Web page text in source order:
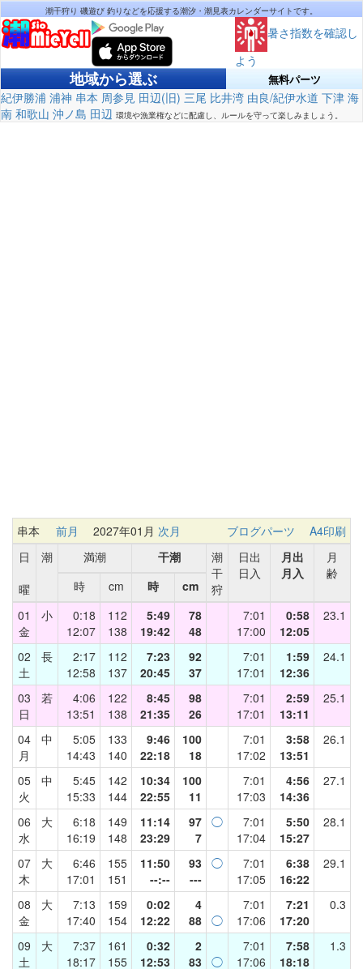
潮干狩り 磯遊び 釣りなどを応援する潮汐・潮見表カレンダーサイトです。
暑さ指数を確認し
よう
地域から選ぶ 無料パーツ
紀伊勝浦 浦神 串本 周参見 田辺(旧) 三尾 比井湾 由良/紀伊水道 下津 海
南 和歌山 沖ノ島 田辺 環境や漁業権などに配慮し、ルールを守って楽しみましょう。
串本 前月 2027年01月 次月 ブログパーツ
A4印刷
日
曜
潮 満潮 干潮
潮
干
狩
日出
日入
月出
月入
月
齢
時
cm 時
cm
01
金
小
0:18
12:07
112
138
5:49
19:42
78
48
7:01
17:00
0:58
12:05
23.1
02
土
長
2:17
12:58
112
137
7:23
20:45
92
37
7:01
17:01
1:59
12:36
24.1
03
日
若
4:06
13:51
122
138
8:45
21:35
98
26
7:01
17:01
2:59
13:11
25.1
04
月
中
5:05
14:43
133
140
9:46
22:18
100
18
7:01
17:02
3:58
13:51
26.1
05
火
中
5:45
15:33
142
144
10:34
22:55
100
11
7:01
17:03
4:56
14:36
27.1
06
水
大
6:18
16:19
149
148
11:14
23:29
97
7
◯
7:01
17:04
5:50
15:27
28.1
07
木
大
6:46
17:01
155
151
11:50
--:--
93
---
◯
7:01
17:05
6:38
16:22
29.1
08
金
大
7:13
17:40
159
154
0:02
12:22
4
88 ◯
7:01
17:06
7:21
17:20
0.3
09
土
大
7:37
18:17
161
155
0:32
12:53
2
83 ◯
7:01
17:06
7:58
18:18
1.3